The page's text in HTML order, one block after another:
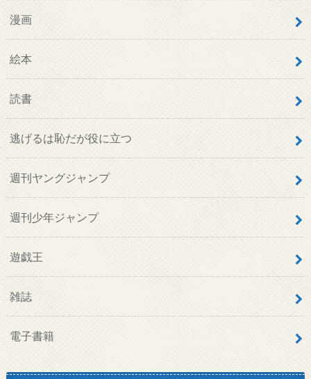
漫画
絵本
読書
逃げるは恥だが役に立つ
週刊ヤングジャンプ
週刊少年ジャンプ
遊戯王
雑誌
電子書籍